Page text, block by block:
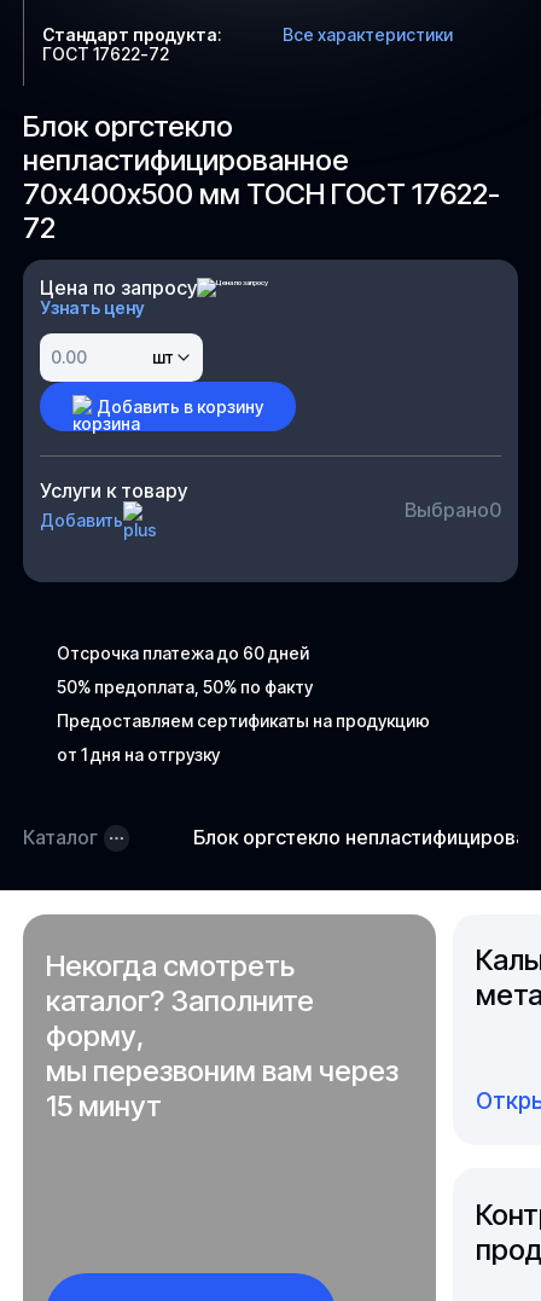
Блок оргстекло
непластифицированное
70х400х500 мм ТОСН ГОСТ 17622-
72
Отсрочка платежа до 60 дней
50% предоплата, 50% по факту
Предоставляем сертификаты на продукцию
от 1 дня на отгрузку
Цена по запросу
Узнать цену
шт
Добавить в корзину
Услуги к товару
Добавить Выбрано0
Стандарт продукта:
ГОСТ 17622-72
Все характеристики
Каталог Блок оргстекло
Некогда смотреть
каталог? Заполните
форму,
мы перезвоним вам через
15 минут